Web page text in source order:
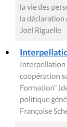
la vie des
la déclaration
Joël Riguelle
Interpellation
coopération
Formation"
politique
Françoise